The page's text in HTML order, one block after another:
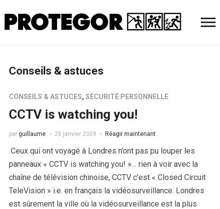
Conseils & astuces
CONSEILS & ASTUCES, SÉCURITÉ PERSONNELLE
CCTV is watching you!
par guillaume 25 janvier 2009 Réagir maintenant
Ceux qui ont voyagé à Londres n’ont pas pu louper les
panneaux « CCTV is watching you! »… rien à voir avec la
chaîne de télévision chinoise, CCTV c’est « Closed Circuit
TeleVision » i.e. en français la vidéosurveillance. Londres
est sûrement la ville où la vidéosurveillance est la plus